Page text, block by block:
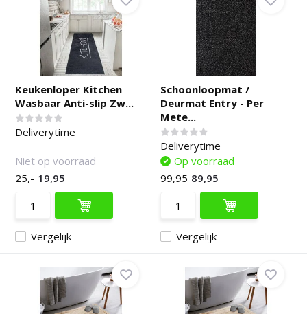
Keukenloper Kitchen
Wasbaar Anti-slip Zw...
Deliverytime
Vergelijk
Niet op voorraad
25,- 19,95
Schoonloopmat /
Deurmat Entry - Per
Mete...
Deliverytime
Vergelijk
Op voorraad
99,95 89,95